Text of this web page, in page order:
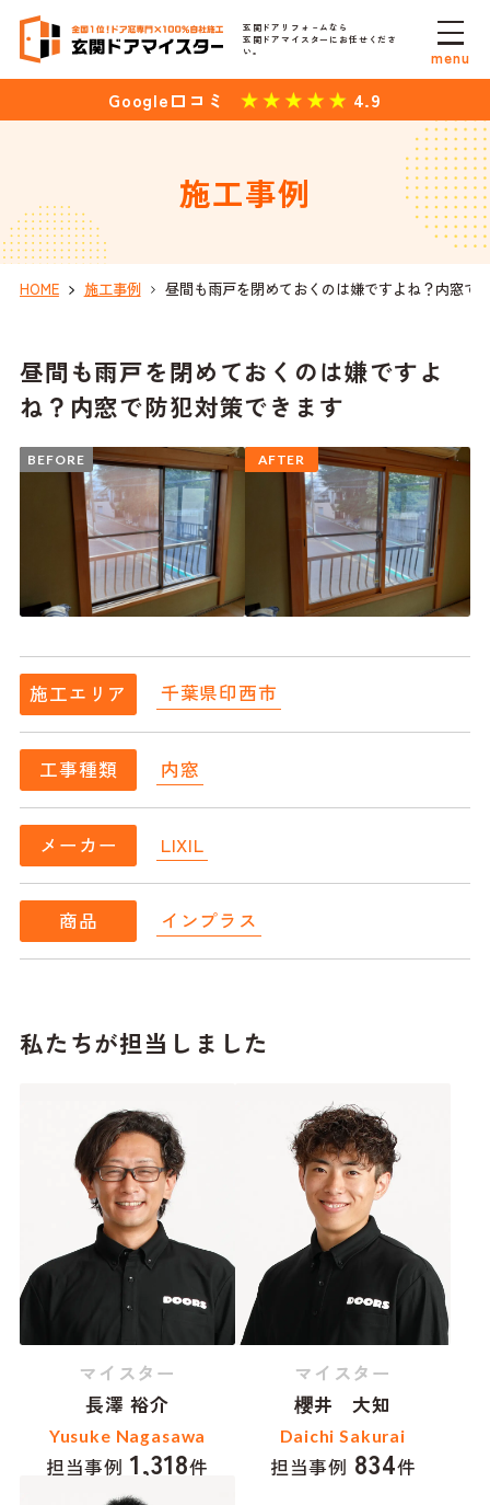
玄関ドアリフォ－ムなら
玄関ドアマイスターにお任せくださ
い。
Google口コミ 4.9
menu
施工事例
HOME 施工事例 昼間も雨戸を閉めておくのは嫌ですよね？内窓で
昼間も雨戸を閉めておくのは嫌ですよ
ね？内窓で防犯対策できます
BEFORE AFTER
施工エリア 千葉県印西市
工事種類 内窓
メーカー LIXIL
商品 インプラス
私たちが担当しました
マイスター
長澤 裕介
Yusuke Nagasawa
担当事例 1,318件
マイスター
櫻井 大知
Daichi Sakurai
担当事例 834件